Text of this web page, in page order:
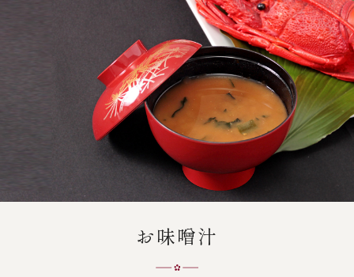
ご結婚式 1.5次会・
二次会
オンライン通販
(造り/焼物/蒸し/ボイル伊勢海老)
(ごちそう重/誕生日重/還暦重/お食い初め重)
弁当宅配・仕出し
全ての商品を見る
お造り（お刺身）
焼物
蒸し
ボイル伊勢海老
ごちそう重
全ての商品を見る
ごちそう重
還暦重
おせち
全ての商品を見る
生おせち
海鮮鍋
海鮮ＢＢＱ
お味噌汁